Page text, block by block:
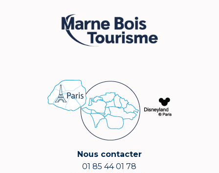
Nous contacter
01 85 44 01 78